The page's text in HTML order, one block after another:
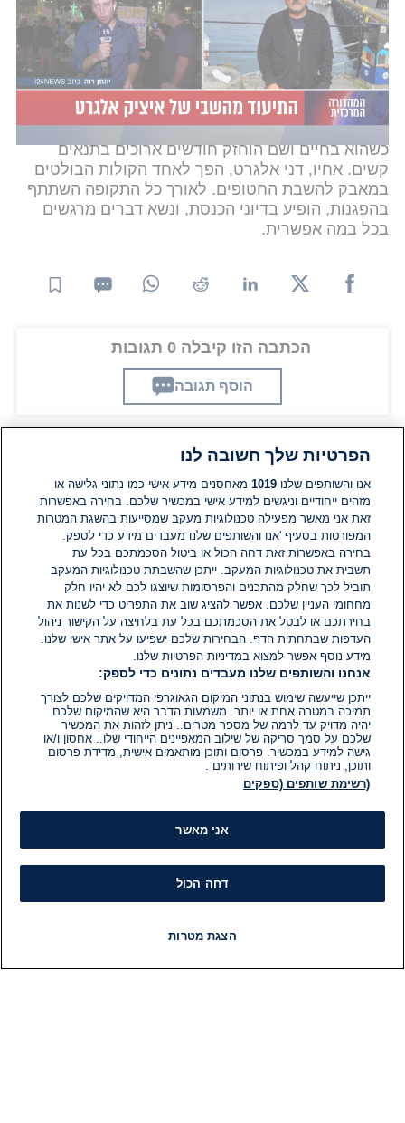
אלגרט נחטף חי ביום הטבח
, ה-7 באוקטובר, לאחר
שכבר נפצע מירי בתוך הממ"ד בביתו. בשיחה טלפונית
שנקטעה באכזריות, הוא הספיק לבקש עזרה מאחיו דני -
שתידרך אותו כיצד להניח חסם עורקים. זמן קצר לאחר
מכן הקשר נותק.
למרות פציעתו הקשה, התברר בהמשך כי נלקח לעזה
כשהוא בחיים ושם הוחזק חודשים ארוכים בתנאים
קשים. אחיו, דני אלגרט, הפך לאחד הקולות הבולטים
במאבק להשבת החטופים. לאורך כל התקופה השתתף
בהפגנות, הופיע בדיוני הכנסת, ונשא דברים מרגשים
בכל במה אפשרית.
הכתבה הזו קיבלה 0 תגובות
הוסף תגובה
תגובות
אין עדיין תגובות. היה הראשון להגיב
הוסף תגובה
הפרטיות שלך חשובה לנו
אנו והשותפים שלנו1019 מאחסנים מידע אישי כמו נתוני גלישה או
מזהים ייחודיים וניגשים למידע אישי במכשיר שלכם. בחירה באפשרות
זאת אני מאשר מפעילה טכנולוגיות מעקב שמסייעות בהשגת המטרות
המפורטות בסעיף 'אנו והשותפים שלנו מעבדים מידע כדי לספק.
בחירה באפשרות זאת דחה הכול או ביטול הסכמתכם בכל עת
תשבית את טכנולוגיות המעקב. ייתכן שהשבתת טכנולוגיות המעקב
תוביל לכך שחלק מהתכנים והפרסומות שיוצגו לכם לא יהיו חלק
מחחומי העניין שלכם. אפשר להציג שוב את התפריט כדי לשנות את
בחירתכם או לבטל את הסכמתכם בכל עת בלחיצה על הקישור ניהול
העדפות שבתחתית הדף. הבחירות שלכם ישפיעו על אתר אישי שלנו.
מידע נוסף אפשר למצוא במדיניות הפרטיות שלנו.
אנחנו והשותפים שלנו מעבדים נתונים כדי לספק:
ייתכן שייעשה שימוש בנתוני המיקום הגאוגרפי המדויקים שלכם לצורך
תמיכה במטרה אחת או יותר. משמעות הדבר היא שהמיקום שלכם
יהיה מדויק עד לרמה של מספר מטרים.. ניתן לזהות את המכשיר
שלכם על סמך סריקה של שילוב המאפיינים הייחודי שלו.. אחסון ו/או
גישה למידע במכשיר. פרסום ותוכן מותאמים אישית, מדידת פרסום
ותוכן, ניתוח קהל ופיתוח שירותים .
(רשימת שותפים (ספקים
אני מאשר
דחה הכול
הצגת מטרות